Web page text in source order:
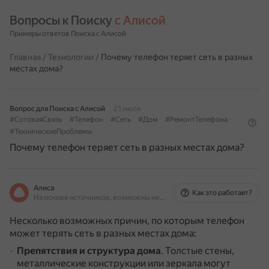
Вопросы к Поиску с Алисой
Примеры ответов Поиска с Алисой
Главная / Технологии / Почему телефон теряет сеть в разных
местах дома?
Вопрос для Поиска с Алисой
21 июля
#СотоваяСвязь
#Телефон #Сеть #Дом
#РемонтТелефона
#ТехническиеПроблемы
Почему телефон теряет сеть в разных местах дома?
Алиса
На основе источников, возможны неточности
Как это работает?
Несколько возможных причин, по которым телефон
может терять сеть в разных местах дома:
Препятствия и структура дома. Толстые стены,
металлические конструкции или зеркала могут